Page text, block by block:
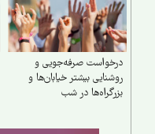
درخواست صرفه‌جویی و
روشنایی بیشتر خیابان‌ها و
بزرگراه‌ها در شب